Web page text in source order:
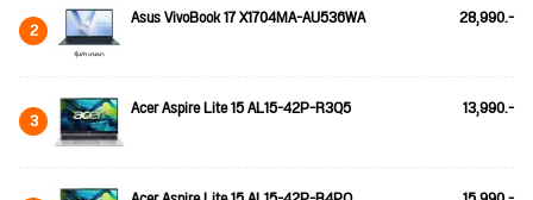
2 Asus VivoBook 17 X1704MA-AU536WA 28,990.-
3 Acer Aspire Lite 15 AL15-42P-R3Q5 13,990.-